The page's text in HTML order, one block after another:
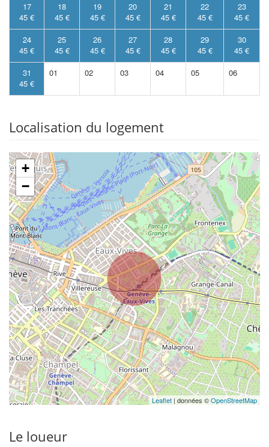
17
45 €
18
45 €
19
45 €
20
45 €
21
45 €
22
45 €
23
45 €
24
45 €
25
45 €
26
45 €
27
45 €
28
45 €
29
45 €
30
45 €
31
45 €
01 02 03 04 05 06
Localisation du logement
+
−
Leaflet | données ©OpenStreetMap
Le loueur